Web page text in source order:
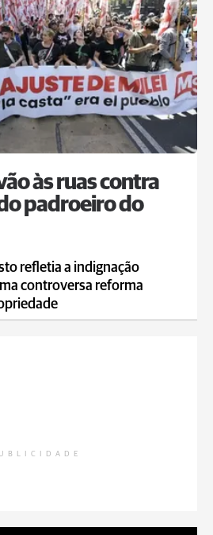
às ruas contra
padroeiro do
refletia a indignação
controversa reforma